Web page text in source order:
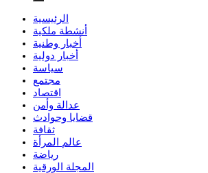
الرئيسية
أنشطة ملكية
أخبار وطنية
أخبار دولية
سياسة
مجتمع
اقتصاد
عدالة وأمن
قضايا وحوادث
ثقافة
عالم المرأة
رياضة
المجلة الورقية